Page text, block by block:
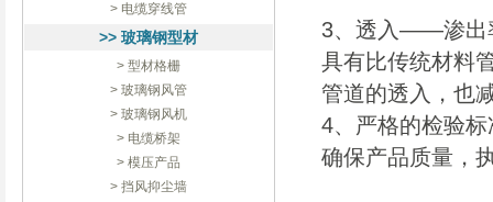
> 电缆穿线管
>> 玻璃钢型材
> 型材格栅
> 玻璃钢风管
> 玻璃钢风机
> 电缆桥架
> 模压产品
> 挡风抑尘墙
3、透入——渗出
具有比传统材料
管道的透入，也
4、严格的检验
确保产品质量，